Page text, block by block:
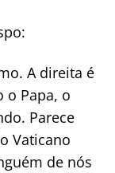
A direita é
o Papa, o
Parece
Vaticano
de nós